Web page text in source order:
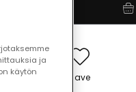
Save
ja
käytön